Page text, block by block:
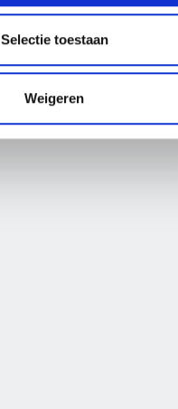
Selectie toestaan
Weigeren